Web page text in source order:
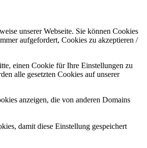
unserer Webseite. Sie können Cookies
aufgefordert, Cookies zu akzeptieren /
einen Cookie für Ihre Einstellungen zu
alle gesetzten Cookies auf unserer
anzeigen, die von anderen Domains
damit diese Einstellung gespeichert